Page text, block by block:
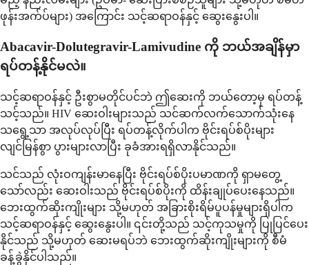
ဖုန်းအက်ပ်များ) အကြောင်း သင့်ဆရာဝန်နှင့် ဆွေးနွေးပါ။
Abacavir-Dolutegravir-Lamivudine ကို ဘယ်အချိန်မှာ
ရပ်တန့်နိုင်မလဲ။
သင့်ဆရာဝန်နှင့် ဦးစွာမတိုင်ပင်ဘဲ ဤဆေးကို ဘယ်တော့မှ ရပ်တန့်
သင့်သည်။ HIV ဆေးဝါးများသည် သင်ဆက်လက်သောက်သုံးနေ
သရွေ့သာ အလုပ်လုပ်ပြီး ရပ်တန့်လိုက်ပါက ဗိုင်းရပ်စ်ပိုးများ
လျင်မြန်စွာ ပွားများလာပြီး ခုခံအားရရှိလာနိုင်သည်။
သင်သည် လုံးဝကျန်းမာနေပြီး ဗိုင်းရပ်စ်ပိုးပမာဏကို ရှာမတွေ့
သော်လည်း ဆေးဝါးသည် ဗိုင်းရပ်စ်ပိုးကို ထိန်းချုပ်ပေးနေသည်။
ဘေးထွက်ဆိုးကျိုးများ သို့မဟုတ် အခြားစိုးရိမ်ပူပန်မှုများရှိပါက
သင့်ဆရာဝန်နှင့် ဆွေးနွေးပါ။ ၎င်းတို့သည် သင့်ကုသမှုကို ပြုပြင်ပေး
နိုင်သည် သို့မဟုတ် ဆေးမရပ်ဘဲ ဘေးထွက်ဆိုးကျိုးများကို စီမံ
ခန့်ခွဲနိုင်ပါသည်။